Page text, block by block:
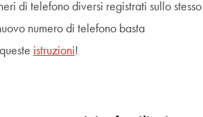
di telefono diversi registrati sullo stesso
numero di telefono basta
istruzioni!